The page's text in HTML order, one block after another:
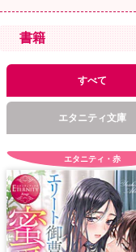
書籍
すべて
エタニティ文庫
エタニティ・赤